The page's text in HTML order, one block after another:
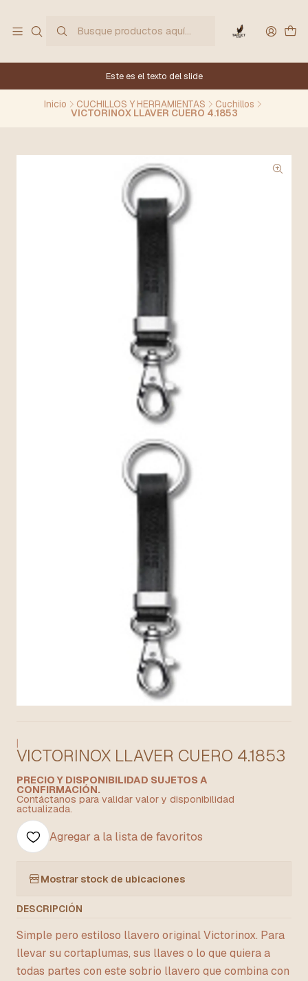
Este es el texto del slide
Inicio CUCHILLOS Y HERRAMIENTAS Cuchillos
VICTORINOX LLAVER CUERO 4.1853
|
VICTORINOX LLAVER CUERO 4.1853
PRECIO Y DISPONIBILIDAD SUJETOS A
CONFIRMACIÓN.
Contáctanos para validar valor y disponibilidad
actualizada.
Agregar a la lista de favoritos
Mostrar stock de ubicaciones
DESCRIPCIÓN
Simple pero estiloso llavero original Victorinox. Para
llevar su cortaplumas, sus llaves o lo que quiera a
todas partes con este sobrio llavero que combina con